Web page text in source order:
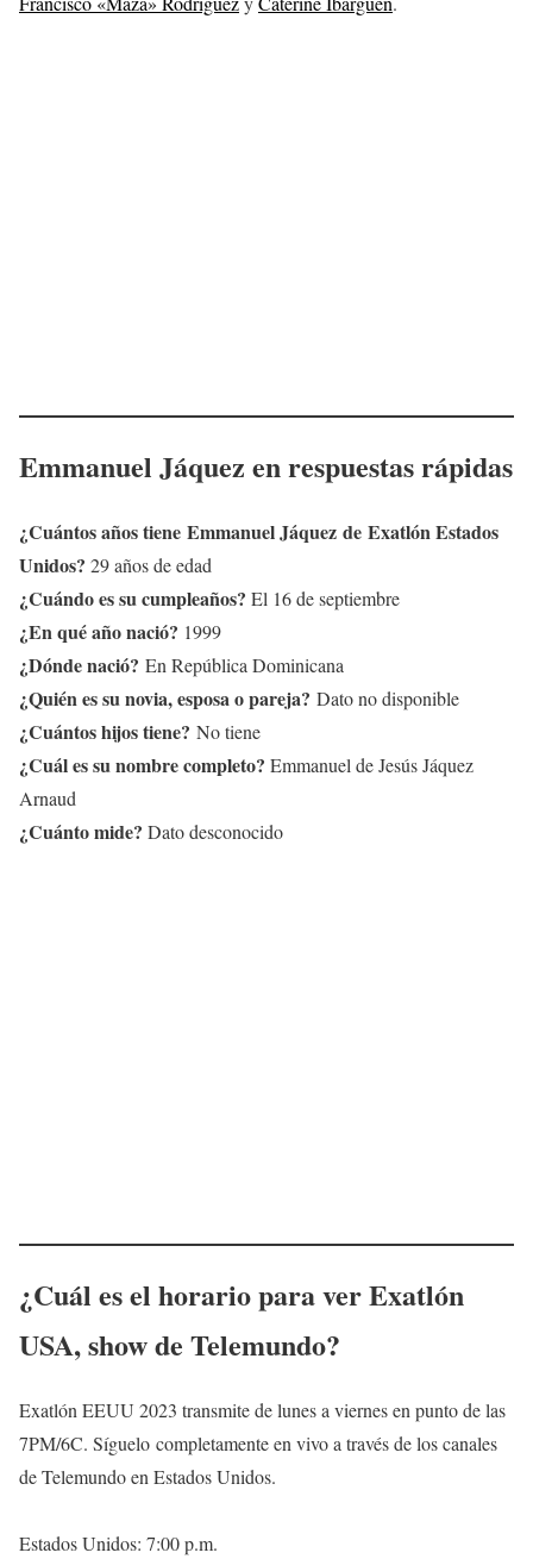
Emmanuel Jáquez en respuestas rápidas
¿Cuántos años tiene Emmanuel Jáquez de Exatlón Estados
Unidos? 29 años de edad
¿Cuándo es su cumpleaños? El 16 de septiembre
¿En qué año nació? 1999
¿Dónde nació? En República Dominicana
¿Quién es su novia, esposa o pareja? Dato no disponible
¿Cuántos hijos tiene? No tiene
¿Cuál es su nombre completo? Emmanuel de Jesús Jáquez
Arnaud
¿Cuánto mide? Dato desconocido
¿Cuál es el horario para ver Exatlón
USA, show de Telemundo?
Exatlón EEUU 2023 transmite de lunes a viernes en punto de las
7PM/6C. Síguelo completamente en vivo a través de los canales
de Telemundo en Estados Unidos.
Estados Unidos: 7:00 p.m.